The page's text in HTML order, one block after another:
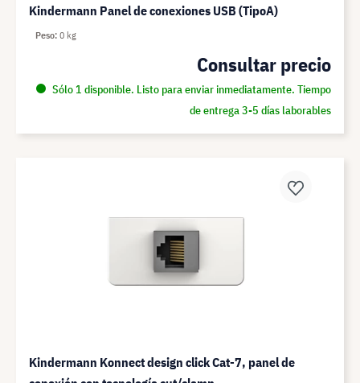
Kindermann Panel de conexiones USB (TipoA)
Consultar precio
Sólo 1 disponible. Listo para enviar inmediatamente. Tiempo
de entrega 3-5 días laborables
Peso 0 kg
Kindermann Konnect design click Cat-7, panel de